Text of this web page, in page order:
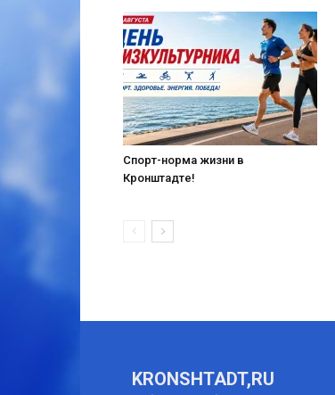
Спорт-норма жизни в
Кронштадте!
KRONSHTADT,RU